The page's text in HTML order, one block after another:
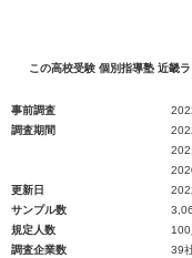
この高校受験 個別指導塾 近畿
事前調査
調査期間
更新日
サンプル数
規定人数
調査企業数
39